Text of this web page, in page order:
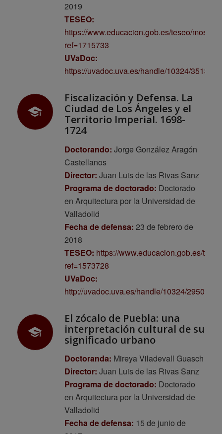
2019
TESEO:
https://www.educacion.gob.es/teseo/
ref=1715733
UVaDoc:
https://uvadoc.uva.es/handle/10324/35139
Fiscalización y Defensa. La
Ciudad de Los Ángeles y el
Territorio Imperial. 1698-
1724
Doctorando: Jorge González Aragón
Castellanos
Director: Juan Luis de las Rivas Sanz
Programa de doctorado: Doctorado
en Arquitectura por la Universidad de
Valladolid
Fecha de defensa: 23 de febrero de
2018
TESEO: https://www.educacion.gob.es/
ref=1573728
UVaDoc:
http://uvadoc.uva.es/handle/10324/29500
El zócalo de Puebla: una
interpretación cultural de su
significado urbano
Doctoranda: Mireya Viladevall Guasch
Director: Juan Luis de las Rivas Sanz
Programa de doctorado: Doctorado
en Arquitectura por la Universidad de
Valladolid
Fecha de defensa: 15 de junio de